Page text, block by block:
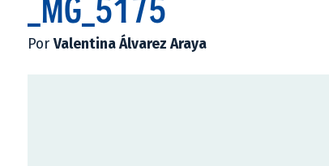
_MG_5175
PorValentina Álvarez Araya